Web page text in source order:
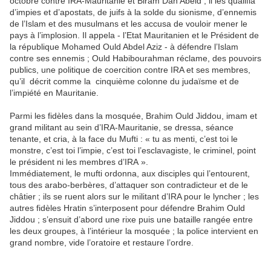
d’impies et d’apostats, de juifs à la solde du sionisme, d’ennemis
de l’Islam et des musulmans et les accusa de vouloir mener le
pays à l’implosion. Il appela - l’Etat Mauritanien et le Président de
la république Mohamed Ould Abdel Aziz - à défendre l’Islam
contre ses ennemis ; Ould Habibourahman réclame, des pouvoirs
publics, une politique de coercition contre IRA et ses membres,
qu’il décrit comme la cinquième colonne du judaïsme et de
l’impiété en Mauritanie.
Parmi les fidèles dans la mosquée, Brahim Ould Jiddou, imam et
grand militant au sein d’IRA-Mauritanie, se dressa, séance
tenante, et cria, à la face du Mufti : « tu as menti, c’est toi le
monstre, c’est toi l’impie, c’est toi l’esclavagiste, le criminel, point
le président ni les membres d’IRA ».
Immédiatement, le mufti ordonna, aux disciples qui l’entourent,
tous des arabo-berbères, d’attaquer son contradicteur et de le
châtier ; ils se ruent alors sur le militant d’IRA pour le lyncher ; les
autres fidèles Hratin s’interposent pour défendre Brahim Ould
Jiddou ; s’ensuit d’abord une rixe puis une bataille rangée entre
les deux groupes, à l’intérieur la mosquée ; la police intervient en
grand nombre, vide l’oratoire et restaure l’ordre.